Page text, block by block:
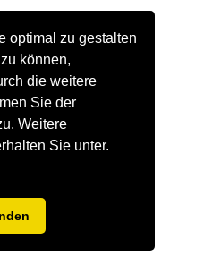
optimal zu gestalten
können,
die weitere
Sie der
Weitere
Sie unter.